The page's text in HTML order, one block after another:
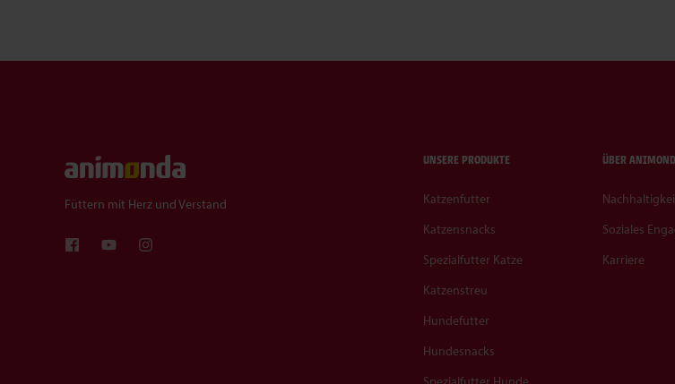
Füttern mit Herz und Verstand
UNSERE PRODUKTE
Katzenfutter
Katzensnacks
Spezialfutter Katze
Katzenstreu
Hundefutter
Hundesnacks
ÜBER
Soziales
Karriere